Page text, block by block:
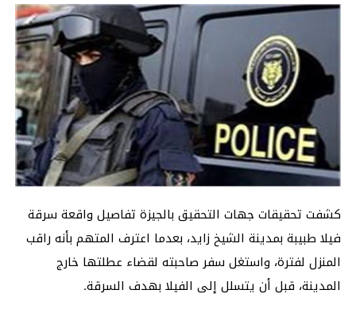
كشفت تحقيقات جهات التحقيق بالجيزة تفاصيل واقعة سرقة
فيلا طبيبة بمدينة الشيخ زايد، بعدما اعترف المتهم بأنه راقب
المنزل لفترة، واستغل سفر صاحبته لقضاء عطلتها خارج
المدينة، قبل أن يتسلل إلى الفيلا بهدف السرقة.